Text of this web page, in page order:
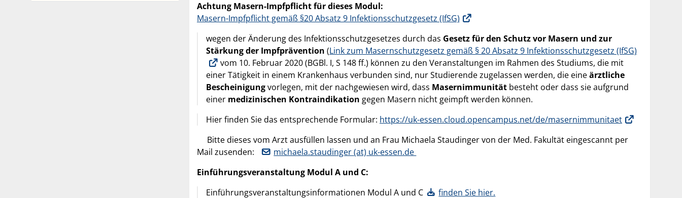
Achtung Masern-Impfpflicht für dieses Modul:
Masern-Impfpflicht gemäß §20 Absatz 9 Infektionsschutzgesetz (IfSG)
wegen der Änderung des Infektionsschutzgesetzes durch das Gesetz für den Schutz vor Masern und zur
Stärkung der Impfprävention (Link zum Masernschutzgesetz gemäß § 20 Absatz 9 Infektionsschutzgesetz (IfSG)
vom 10. Februar 2020 (BGBl. I, S 148 ff.) können zu den Veranstaltungen im Rahmen des Studiums, die mit
einer Tätigkeit in einem Krankenhaus verbunden sind, nur Studierende zugelassen werden, die eineärztliche
Bescheinigungvorlegen, mit der nachgewiesen wird, dass Masernimmunität besteht oder dass sie aufgrund
einer medizinischen Kontraindikation gegen Masern nicht geimpft werden können.
Hier finden Sie das entsprechende Formular: https://uk-essen.cloud.opencampus.net/de/masernimmunitaet
Bitte dieses vom Arzt ausfüllen lassen und an Frau Michaela Staudinger von der Med. Fakultät eingescannt per
Mail zusenden:
michaela.staudinger (at) uk-essen.de
Einführungsveranstaltung Modul A und C:
Einführungsveranstaltungsinformationen Modul A und C
finden Sie hier.